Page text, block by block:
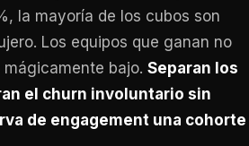
la mayoría de los cubos son
Los equipos que ganan no
bajo. Separan los
el churn involuntario sin
de engagement una cohorte